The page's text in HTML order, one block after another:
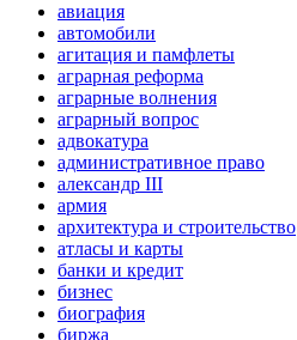
авиация
автомобили
агитация и памфлеты
аграрная реформа
аграрные волнения
аграрный вопрос
адвокатура
административное право
александр III
армия
архитектура и строительство
атласы и карты
банки и кредит
бизнес
биография
биржа